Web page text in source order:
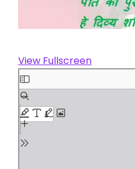
View Fullscreen
Skip
to
PDF
content